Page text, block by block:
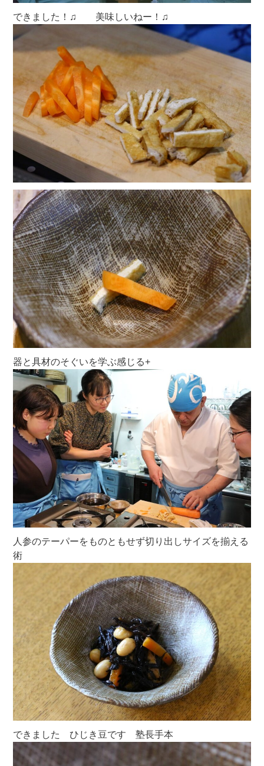
できました！♫ 美味しいねー！♫
器と具材のそぐいを学ぶ感じる+
人参のテーパーをものともせず切り出しサイズを揃える
術
できました ひじき豆です 塾長手本